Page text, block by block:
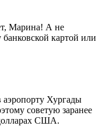
Марина! А не
картой или
аэропорту Хургады
советую заранее
США.